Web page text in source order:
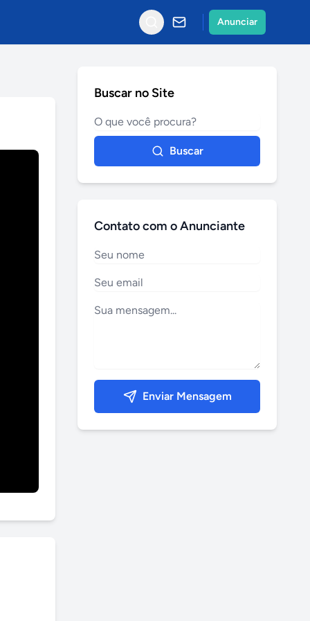
Anunciar
Buscar no Site
Buscar
Contato com o Anunciante
Enviar Mensagem